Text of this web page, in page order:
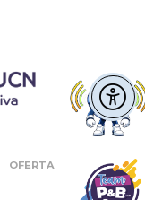
OFERTA